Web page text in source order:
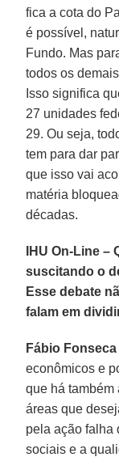
fica a cota do
é possível,
Fundo. Mas
todos os
Isso significa
27 unidades
29. Ou seja,
tem para dar
que isso vai
matéria
décadas.
IHU On-Line
suscitando o
Esse debate
falam em
Fábio
econômicos e
que há também
áreas que
pela ação falha
sociais e a